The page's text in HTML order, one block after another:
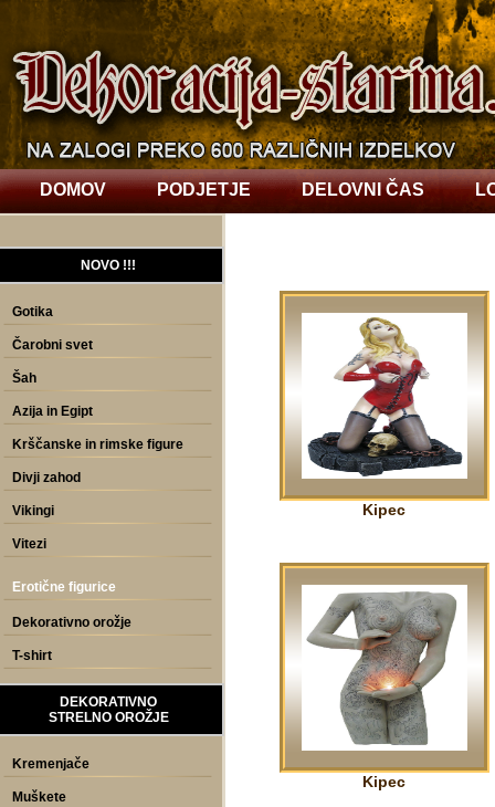
DOMOV PODJETJE DELOVNI ČAS
Kipec
Kipec
NOVO !!!
Gotika
Čarobni svet
Šah
Azija in Egipt
Krščanske in rimske figure
Divji zahod
Vikingi
Vitezi
Erotične figurice
Dekorativno orožje
T-shirt
DEKORATIVNO
STRELNO OROŽJE
Kremenjače
Muškete